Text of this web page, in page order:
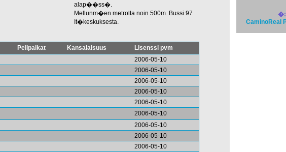
alap��ss�.
Mellunm�en metrolta noin 500m. Bussi 97
It�keskuksesta.
Pelipaikat Kansalaisuus
Lisenssi pvm
2006-05-10
2006-05-10
2006-05-10
2006-05-10
2006-05-10
2006-05-10
2006-05-10
2006-05-10
2006-05-10
�:
CaminoReal